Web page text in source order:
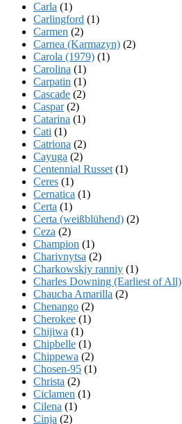
Carla (1)
Carlingford (1)
Carmen (2)
Carnea (Karmazyn) (2)
Carola (1979) (1)
Carolina (1)
Carpatin (1)
Cascade (2)
Caspar(2)
Catarina (1)
Cati (1)
Catriona (2)
Cayuga (2)
Centennial Russet (1)
Ceres (1)
Cernatica (1)
Certa (1)
Certa (weißblühend) (2)
Ceza (2)
Champion (1)
Charivnytsa (2)
Charkowskiy ranniy (1)
Charles Downing (Earliest of All)
Chaucha Amarilla (2)
Chenango (2)
Cherokee (1)
Chijiwa (1)
Chipbelle (1)
Chippewa (2)
Chosen-95 (1)
Christa (2)
Ciclamen (1)
Cilena (1)
Cinja (2)